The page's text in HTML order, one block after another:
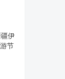
伊
节